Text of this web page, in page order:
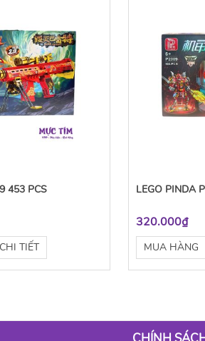
453 PCS
CHI TIẾT
LEGO PINDA
320.000₫
MUA HÀNG